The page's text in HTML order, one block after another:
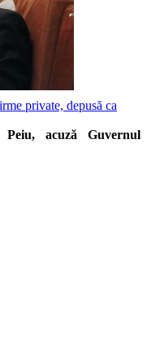
private, depusă ca
acuză Guvernul